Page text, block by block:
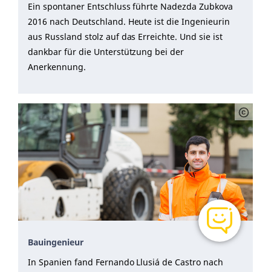
Ein spontaner Entschluss führte Nadezda Zubkova
2016 nach Deutschland. Heute ist die Ingenieurin
aus Russland stolz auf das Erreichte. Und sie ist
dankbar für die Unterstützung bei der
Anerkennung.
Bauingenieur
In Spanien fand Fernando Llusiá de Castro nach